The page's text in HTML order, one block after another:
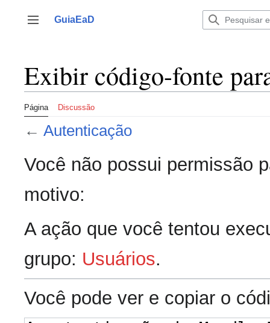
para
Alternar barra lateral
GuiaEaD
Exibir código-fonte
Página Discussão
← Autenticação
Você não possui permissão
motivo:
A ação que você tentou
grupo: Usuários.
Você pode ver e copiar o